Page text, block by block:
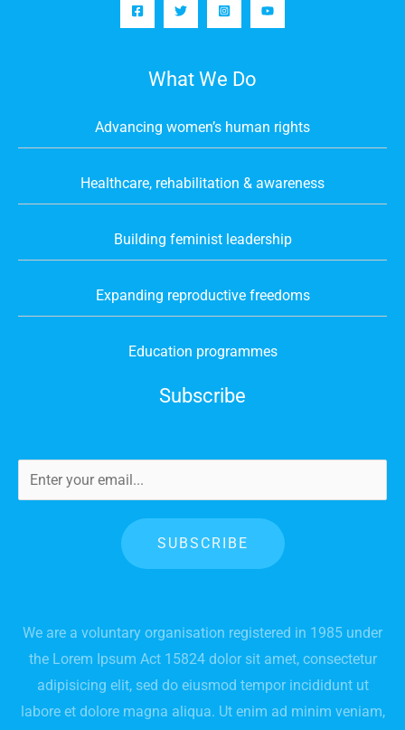
What We Do
Advancing women’s human rights
Healthcare, rehabilitation & awareness
Building feminist leadership
Expanding reproductive freedoms
Education programmes
Subscribe
SUBSCRIBE
We are a voluntary organisation registered in 1985 under
the Lorem Ipsum Act 15824 dolor sit amet, consectetur
adipisicing elit, sed do eiusmod tempor incididunt ut
labore et dolore magna aliqua. Ut enim ad minim veniam,